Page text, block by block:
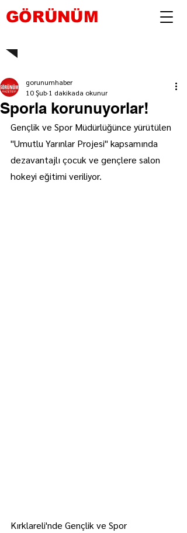
GÖRÜNÜM
Sporla korunuyorlar!
gorunumhaber
10 Şub 1 dakikada okunur
Gençlik ve Spor Müdürlüğünce yürütülen
"Umutlu Yarınlar Projesi" kapsamında
dezavantajlı çocuk ve gençlere salon
hokeyi eğitimi veriliyor.
Kırklareli'nde Gençlik ve Spor